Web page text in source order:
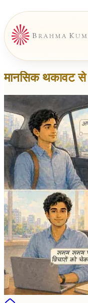
मानसिक थकावट